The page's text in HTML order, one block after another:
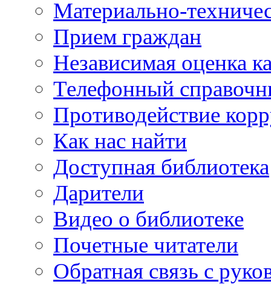
Материально-
Прием граждан
Независимая оценка
Телефонный
Противодействие
Как нас найти
Доступная библиотека
Дарители
Видео о библиотеке
Почетные читатели
Обратная связь с